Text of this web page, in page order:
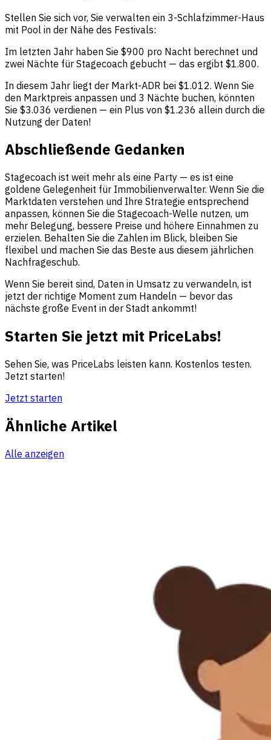
Stellen Sie sich vor, Sie verwalten ein 3-Schlafzimmer-Haus
mit Pool in der Nähe des Festivals:
Im letzten Jahr haben Sie $900 pro Nacht berechnet und
zwei Nächte für Stagecoach gebucht — das ergibt $1.800.
In diesem Jahr liegt der Markt-ADR bei $1.012. Wenn Sie
den Marktpreis anpassen und 3 Nächte buchen, könnten
Sie $3.036 verdienen — ein Plus von $1.236 allein durch die
Nutzung der Daten!
Abschließende Gedanken
Stagecoach ist weit mehr als eine Party — es ist eine
goldene Gelegenheit für Immobilienverwalter. Wenn Sie die
Marktdaten verstehen und Ihre Strategie entsprechend
anpassen, können Sie die Stagecoach-Welle nutzen, um
mehr Belegung, bessere Preise und höhere Einnahmen zu
erzielen. Behalten Sie die Zahlen im Blick, bleiben Sie
flexibel und machen Sie das Beste aus diesem jährlichen
Nachfrageschub.
Wenn Sie bereit sind, Daten in Umsatz zu verwandeln, ist
jetzt der richtige Moment zum Handeln — bevor das
nächste große Event in der Stadt ankommt!
Starten Sie jetzt mit PriceLabs!
Sehen Sie, was PriceLabs leisten kann. Kostenlos testen.
Jetzt starten!
Jetzt starten
Ähnliche Artikel
Alle anzeigen